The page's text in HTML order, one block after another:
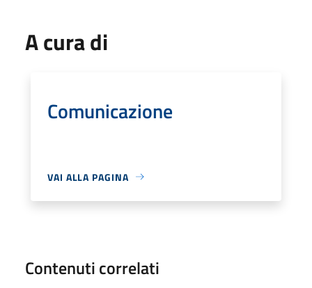
A cura di
Comunicazione
VAI ALLA PAGINA
Contenuti correlati